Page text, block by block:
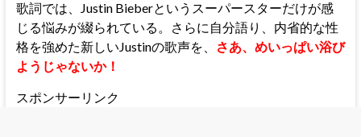
歌詞では、Justin Bieberというスーパースターだけが感
じる悩みが綴られている。さらに自分語り、内省的な性
格を強めた新しいJustinの歌声を、
さあ、めいっぱい浴び
ようじゃないか！
スポンサーリンク